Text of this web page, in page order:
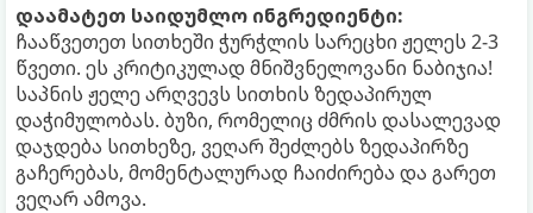
დაამატეთ საიდუმლო ინგრედიენტი:
ჩააწვეთეთ სითხეში ჭურჭლის სარეცხი ჟელეს 2-3
წვეთი. ეს კრიტიკულად მნიშვნელოვანი ნაბიჯია!
საპნის ჟელე არღვევს სითხის ზედაპირულ
დაჭიმულობას. ბუზი, რომელიც ძმრის დასალევად
დაჯდება სითხეზე, ვეღარ შეძლებს ზედაპირზე
გაჩერებას, მომენტალურად ჩაიძირება და გარეთ
ვეღარ ამოვა.